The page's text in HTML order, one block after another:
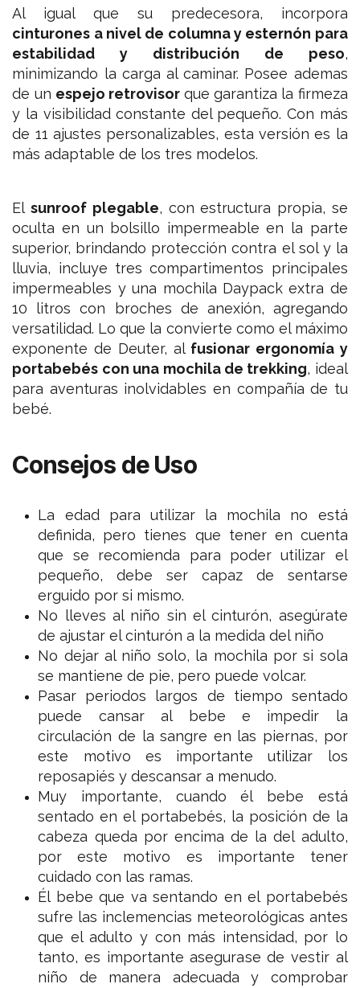
Al igual que su predecesora, incorpora
cinturones a nivel de columna y esternón para
estabilidad y distribución de peso,
minimizando la carga al caminar. Posee ademas
de un espejo retrovisorque garantiza la firmeza
y la visibilidad constante del pequeño. Con más
de 11 ajustes personalizables, esta versión es la
más adaptable de los tres modelos.
Elsunroof plegable, con estructura propia, se
oculta en un bolsillo impermeable en la parte
superior, brindando protección contra el sol y la
lluvia, incluye tres compartimentos principales
impermeables y una mochila Daypack extra de
10 litros con broches de anexión, agregando
versatilidad. Lo que la convierte como el máximo
exponente de Deuter, al fusionar ergonomía y
portabebés con una mochila de trekking, ideal
para aventuras inolvidables en compañía de tu
bebé.
Consejos de Uso
La edad para utilizar la mochila no está
definida, pero tienes que tener en cuenta
que se recomienda para poder utilizar el
pequeño, debe ser capaz de sentarse
erguido por si mismo.
No lleves al niño sin el cinturón, asegúrate
de ajustar el cinturón a la medida del niño
No dejar al niño solo, la mochila por si sola
se mantiene de pie, pero puede volcar.
Pasar periodos largos de tiempo sentado
puede cansar al bebe e impedir la
circulación de la sangre en las piernas, por
este motivo es importante utilizar los
reposapiés y descansar a menudo.
Muy importante, cuando él bebe está
sentado en el portabebés, la posición de la
cabeza queda por encima de la del adulto,
por este motivo es importante tener
cuidado con las ramas.
Él bebe que va sentando en el portabebés
sufre las inclemencias meteorológicas antes
que el adulto y con más intensidad, por lo
tanto, es importante asegurase de vestir al
niño de manera adecuada y comprobar